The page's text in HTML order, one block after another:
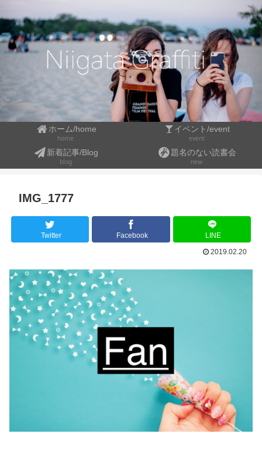
ホーム/home
home
イベント/event
event
新着記事/Blog
blog
題名のない読書会
new
IMG_1777
Twitter Facebook
LINE
2019.02.20